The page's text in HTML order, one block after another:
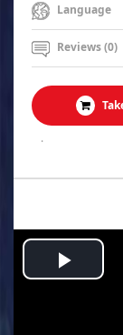
Language
Reviews (0)
.
Play